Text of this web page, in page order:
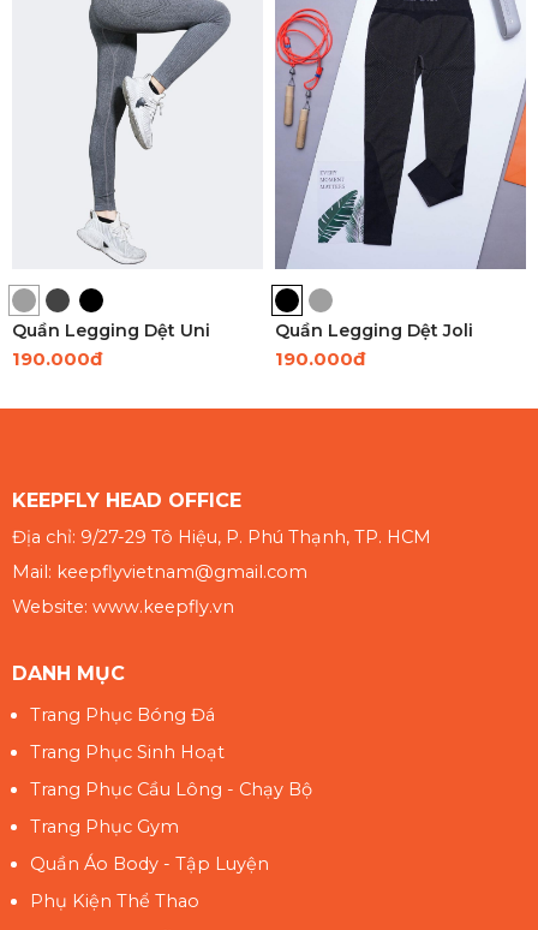
Quần Legging Dệt Uni
190.000đ
Quần Legging Dệt Joli
190.000đ
KEEPFLY HEAD OFFICE
Địa chỉ: 9/27-29 Tô Hiệu, P. Phú Thạnh, TP. HCM
Mail: keepflyvietnam@gmail.com
Website: www.keepfly.vn
DANH MỤC
Trang Phục Bóng Đá
Trang Phục Sinh Hoạt
Trang Phục Cầu Lông - Chạy Bộ
Trang Phục Gym
Quần Áo Body - Tập Luyện
Phụ Kiện Thể Thao